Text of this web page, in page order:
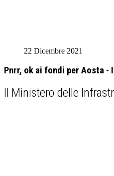
22 Dicembre 2021
Pnrr, ok ai fondi per Aosta
Il Ministero delle